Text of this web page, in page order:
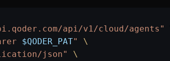
api/v1/cloud/agents"
$QODER_PAT"
\
json"
\